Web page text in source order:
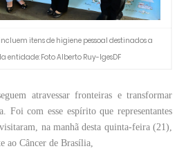
itens de higiene pessoal destinados a
entidade: Foto Alberto Ruy-IgesDF
atravessar fronteiras e transformar
Foi com esse espírito que representantes
na manhã desta quinta-feira (21),
ao Câncer de Brasília,